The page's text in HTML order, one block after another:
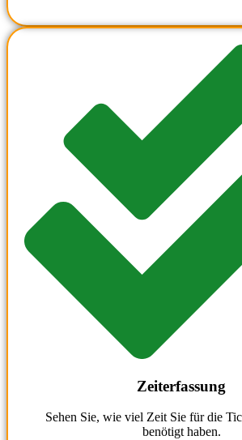
Zeiterfassung
Sehen Sie, wie viel Zeit Sie für die
benötigt haben.